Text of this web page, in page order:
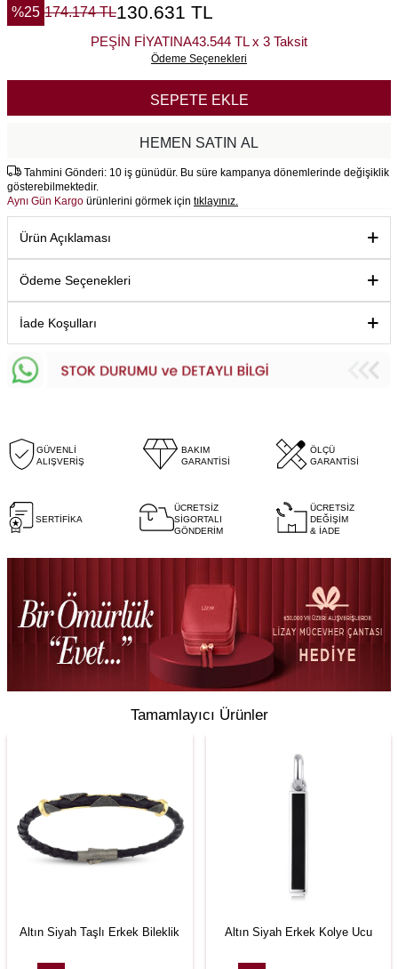
%25 174.174TL130.631 TL
PEŞİN FİYATINA43.544 TL x 3 Taksit
Ödeme Seçenekleri
SEPETE EKLE
HEMEN SATIN AL
Tahmini Gönderi: 10 iş günüdür. Bu süre kampanya dönemlerinde değişiklik
gösterebilmektedir.
Aynı Gün Kargo ürünlerini görmek için tıklayınız.
Ürün Açıklaması
Ödeme Seçenekleri
İade Koşulları
GÜVENLİ
ALIŞVERİŞ
BAKIM
GARANTİSİ
ÖLÇÜ
GARANTİSİ
SERTİFİKA
ÜCRETSİZ
SİGORTALI
GÖNDERİM
ÜCRETSİZ
DEĞİŞİM
& İADE
Tamamlayıcı Ürünler
Altın Siyah Taşlı Erkek Bileklik Altın Siyah Erkek Kolye Ucu